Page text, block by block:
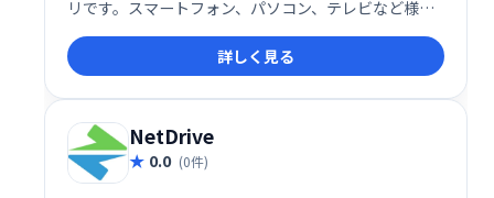
リです。スマートフォン、パソコン、テレビなど様々
なデバイスからアクセス可能。最大100GBのオンライ
ンストレージが利用でき、プロモーションを利用すれ
ばさらに容量を増やすことも可能です。大切な思い出
やファイルを安全に、そして簡単に管理しましょう。
詳しく見る
NetDrive
0.0 (0件)